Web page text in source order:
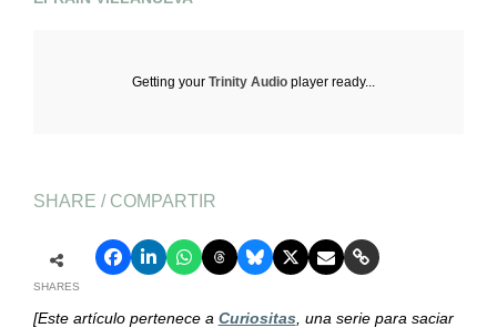
Getting yourTrinity Audio player ready...
SHARE / COMPARTIR
SHARES
[Este artículo pertenece a Curiositas, una serie para saciar